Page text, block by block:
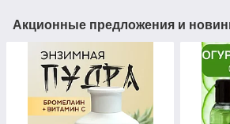
Акционные предложения и